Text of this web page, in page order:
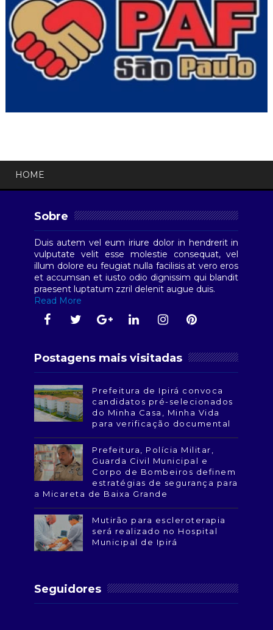
HOME
Sobre
Duis autem vel eum iriure dolor in hendrerit in
vulputate velit esse molestie consequat, vel
illum dolore eu feugiat nulla facilisis at vero eros
et accumsan et iusto odio dignissim qui blandit
praesent luptatum zzril delenit augue duis.
Read More
Postagens mais visitadas
Prefeitura de Ipirá convoca
candidatos pré-selecionados
do Minha Casa, Minha Vida
para verificação documental
Prefeitura, Polícia Militar,
Guarda Civil Municipal e
Corpo de Bombeiros definem
estratégias de segurança para
a Micareta de Baixa Grande
Mutirão para escleroterapia
será realizado no Hospital
Municipal de Ipirá
Seguidores